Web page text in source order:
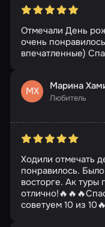
Отмечали День
очень
впечатленные)
МХ Марина
Любитель
Ходили отмечать
понравилось.
восторге. Ак
советуем 10 из 10🔥